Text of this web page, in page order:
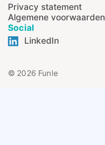
Privacy statement
Algemene voorwaarden
Social
LinkedIn
© 2026 Funle